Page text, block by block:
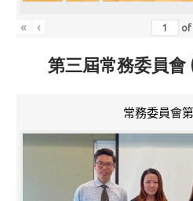
« ‹ of
第三屆常務委員
常務委員會